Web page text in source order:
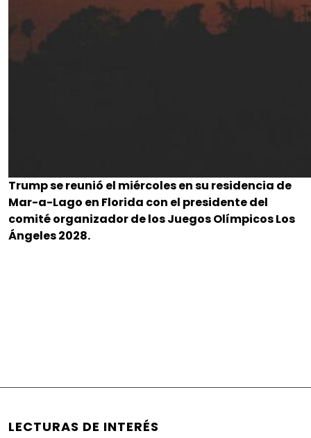
Trump se reunió el miércoles en su residencia de
Mar-a-Lago en Florida con el presidente del
comité organizador de los Juegos Olímpicos Los
Ángeles 2028.
LECTURAS DE INTERÉS